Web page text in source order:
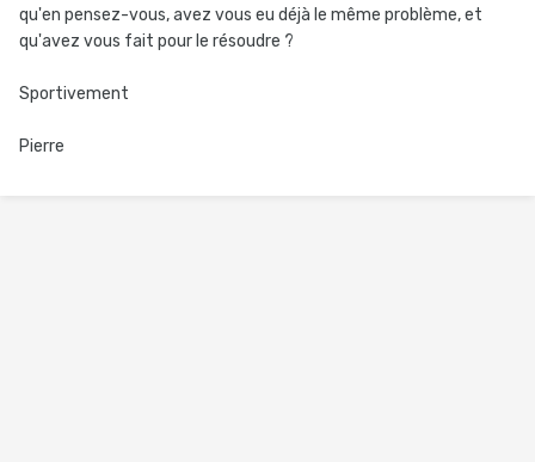
qu'en pensez-vous, avez vous eu déjà le même problème, et
qu'avez vous fait pour le résoudre ?
Sportivement
Pierre